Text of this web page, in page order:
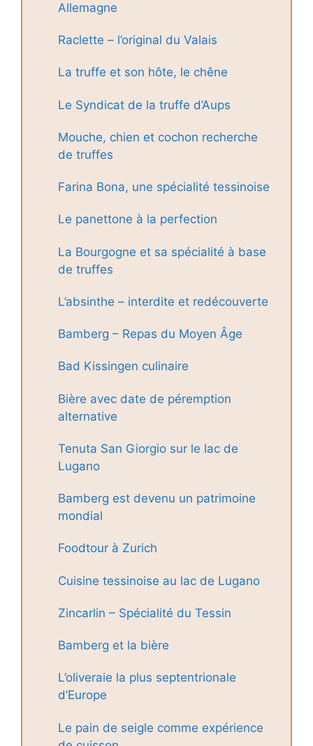
Allemagne
Raclette – l’original du Valais
La truffe et son hôte, le chêne
Le Syndicat de la truffe d’Aups
Mouche, chien et cochon recherche
de truffes
Farina Bona, une spécialité tessinoise
Le panettone à la perfection
La Bourgogne et sa spécialité à base
de truffes
L’absinthe – interdite et redécouverte
Bamberg – Repas du Moyen Âge
Bad Kissingen culinaire
Bière avec date de péremption
alternative
Tenuta San Giorgio sur le lac de
Lugano
Bamberg est devenu un patrimoine
mondial
Foodtour à Zurich
Cuisine tessinoise au lac de Lugano
Zincarlin – Spécialité du Tessin
Bamberg et la bière
L’oliveraie la plus septentrionale
d’Europe
Le pain de seigle comme expérience